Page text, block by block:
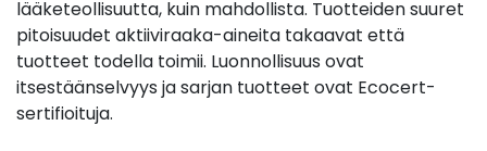
lääketeollisuutta, kuin mahdollista. Tuotteiden suuret
pitoisuudet aktiiviraaka-aineita takaavat että
tuotteet todella toimii. Luonnollisuus ovat
itsestäänselvyys ja sarjan tuotteet ovat Ecocert-
sertifioituja.